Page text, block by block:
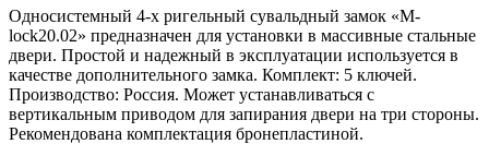
Односистемный 4-х ригельный сувальдный замок «M-
lock20.02» предназначен для установки в массивные стальные
двери. Простой и надежный в эксплуатации используется в
качестве дополнительного замка. Комплект: 5 ключей.
Производство: Россия. Может устанавливаться с
вертикальным приводом для запирания двери на три стороны.
Рекомендована комплектация бронепластиной.